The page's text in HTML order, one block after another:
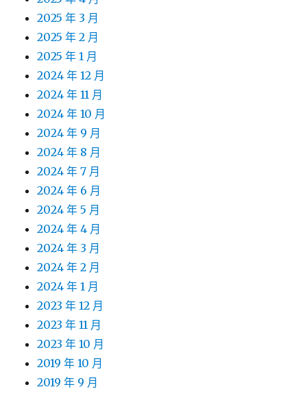
2025 年 3 月
2025 年 2 月
2025 年 1 月
2024 年 12 月
2024 年 11 月
2024 年 10 月
2024 年 9 月
2024 年 8 月
2024 年 7 月
2024 年 6 月
2024 年 5 月
2024 年 4 月
2024 年 3 月
2024 年 2 月
2024 年 1 月
2023 年 12 月
2023 年 11 月
2023 年 10 月
2019 年 10 月
2019 年 9 月